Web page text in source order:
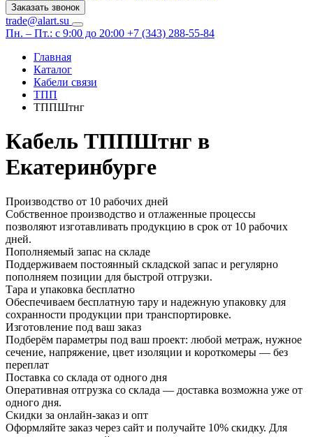
Заказать звонок
trade@alart.su
Пн. – Пт.: с 9:00 до 20:00 +7 (343) 288-55-84
Главная
Каталог
Кабели связи
ТПП
ТППШтнг
Кабель ТППШтнг в
Екатеринбурге
Производство от 10 рабочих дней
Собственное производство и отлаженные процессы
позволяют изготавливать продукцию в срок от 10 рабочих
дней.
Пополняемый запас на складе
Поддерживаем постоянный складской запас и регулярно
пополняем позиции для быстрой отгрузки.
Тара и упаковка бесплатно
Обеспечиваем бесплатную тару и надежную упаковку для
сохранности продукции при транспортировке.
Изготовление под ваш заказ
Подберём параметры под ваш проект: любой метраж, нужное
сечение, напряжение, цвет изоляции и короткомеры — без
переплат
Поставка со склада от одного дня
Оперативная отгрузка со склада — доставка возможна уже от
одного дня.
Скидки за онлайн-заказ и опт
Оформляйте заказ через сайт и получайте 10% скидку. Для